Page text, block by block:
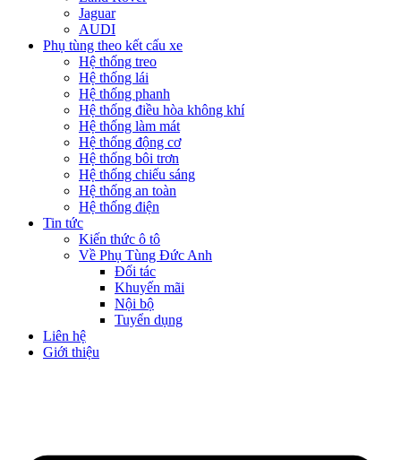
Jaguar
AUDI
Phụ tùng theo kết cấu xe
Hệ thống treo
Hệ thống lái
Hệ thống phanh
Hệ thống điều hòa không khí
Hệ thống làm mát
Hệ thống động cơ
Hệ thống bôi trơn
Hệ thống chiếu sáng
Hệ thống an toàn
Hệ thống điện
Tin tức
Kiến thức ô tô
Về Phụ Tùng Đức Anh
Đối tác
Khuyến mãi
Nội bộ
Tuyển dụng
Liên hệ
Giới thiệu